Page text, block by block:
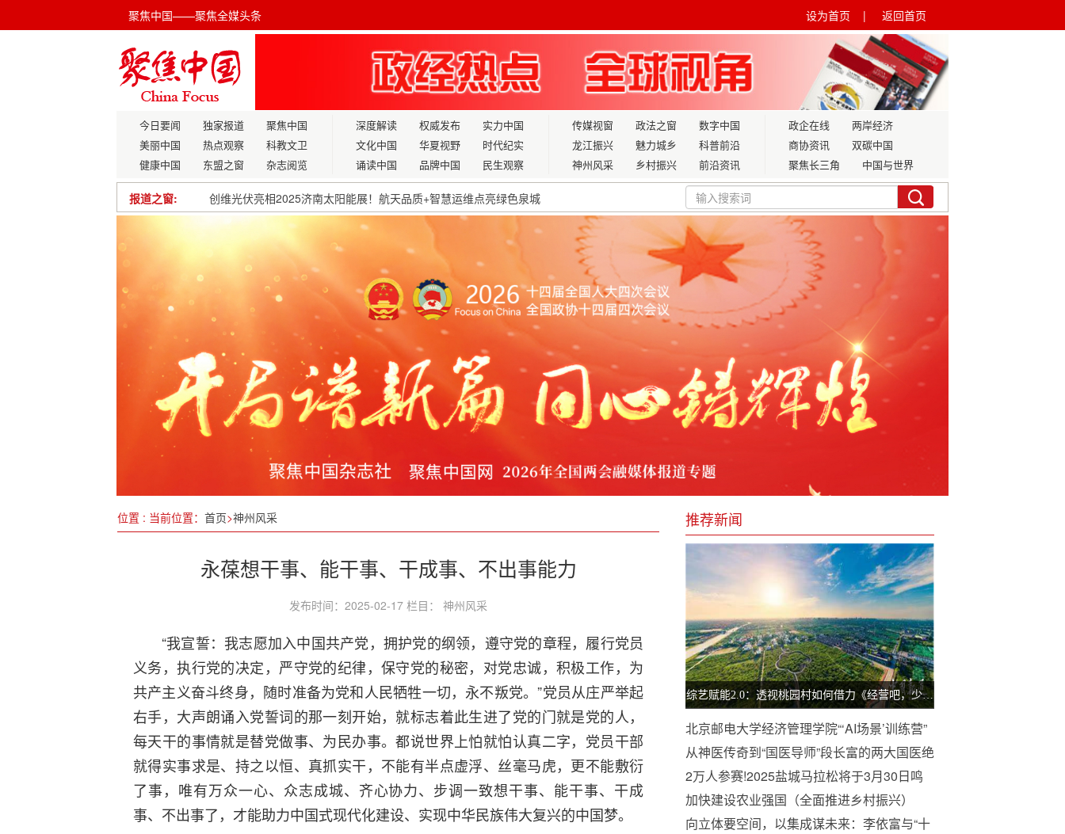
聚焦中国——聚焦全媒头条 返回首页
设为首页 |
今日要闻 独家报道
聚焦中国
美丽中国
热点观察
科教文卫
健康中国
东盟之窗 杂志阅览
深度解读 权威发布
实力中国
文化中国
华夏视野
时代纪实
诵读中国
品牌中国 民生观察
传媒视窗 政法之窗
数字中国
龙江振兴
魅力城乡
科普前沿
神州风采
乡村振兴 前沿资讯
政企在线
两岸经济
商协资讯
双碳中国
聚焦长三角
中国与世界
报道之窗:
科技强国与国粹复兴的交响——刘天永的“无度养生”实践与“十五五”健康中国新篇
防城港市持续优化营商环境 外贸进出口额再创新高
“才聚经开 创领未来”创业路演活动成功举办
两岸一家亲 共饮一壶茶
苏州市中医医院吴门医派医联体签约
山西省启动离退休干部志愿服务活动
商务部等七部门联手推动打造零售新生态 值得期待
鲁西南首家中国心肺复苏培训中心落户兖矿新里程总医院！
2024年世界互联网大会乌镇峰会11月举行
创维光伏亮相2025济南太阳能展！航天品质+智慧运维点亮绿色泉城
位置 : 当前位置： 首页>神州风采
永葆想干事、能干事、干成事、不出事能力
发布时间：2025-02-17 栏目： 神州风采
“我宣誓：我志愿加入中国共产党，拥护党的纲领，遵守党的章程，履行党员
义务，执行党的决定，严守党的纪律，保守党的秘密，对党忠诚，积极工作，为
共产主义奋斗终身，随时准备为党和人民牺牲一切，永不叛党。”党员从庄严举起
右手，大声朗诵入党誓词的那一刻开始，就标志着此生进了党的门就是党的人，
每天干的事情就是替党做事、为民办事。都说世界上怕就怕认真二字，党员干部
就得实事求是、持之以恒、真抓实干，不能有半点虚浮、丝毫马虎，更不能敷衍
了事，唯有万众一心、众志成城、齐心协力、步调一致想干事、能干事、干成
事、不出事了，才能助力中国式现代化建设、实现中华民族伟大复兴的中国梦。
推荐新闻
综艺赋能2.0：透视桃园村如何借力《经营吧，少年》完成业态迭代
北京邮电大学经济管理学院“‘AI场景’训练营”
（首期）顺利开班
从神医传奇到“国医导师”段长富的两大国医绝
学绝技必将造福中国人，惠及全人类
2万人参赛!2025盐城马拉松将于3月30日鸣
枪开跑
加快建设农业强国（全面推进乡村振兴）
向立体要空间，以集成谋未来：李依富与“十